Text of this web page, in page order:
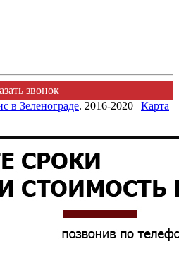
звонок
в Зеленограде. 2016-2020 | Карта